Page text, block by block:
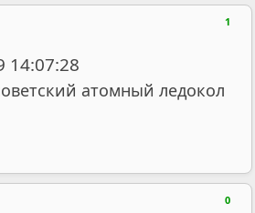
1
14:07:28
атомный ледокол
0